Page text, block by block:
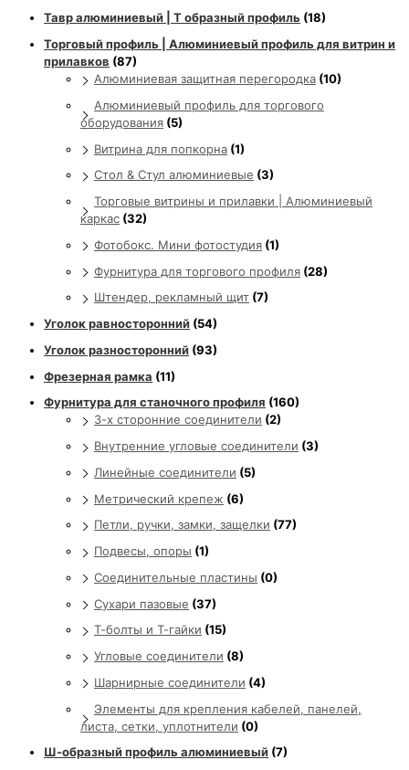
Тавр алюминиевый | Т образный профиль (18)
Торговый профиль | Алюминиевый профиль для витрин и
прилавков (87)
Алюминиевая защитная перегородка (10)
Алюминиевый профиль для торгового
оборудования (5)
Витрина для попкорна (1)
Стол & Стул алюминиевые (3)
Торговые витрины и прилавки | Алюминиевый
каркас (32)
Фотобокс. Мини фотостудия (1)
Фурнитура для торгового профиля (28)
Штендер, рекламный щит (7)
Уголок равносторонний (54)
Уголок разносторонний (93)
Фрезерная рамка (11)
Фурнитура для станочного профиля (160)
3-х сторонние соединители (2)
Внутренние угловые соединители (3)
Линейные соединители (5)
Метрический крепеж (6)
Петли, ручки, замки, защелки (77)
Подвесы, опоры (1)
Соединительные пластины (0)
Сухари пазовые (37)
Т-болты и Т-гайки (15)
Угловые соединители (8)
Шарнирные соединители (4)
Элементы для крепления кабелей, панелей,
листа, сетки, уплотнители (0)
Ш-образный профиль алюминиевый (7)